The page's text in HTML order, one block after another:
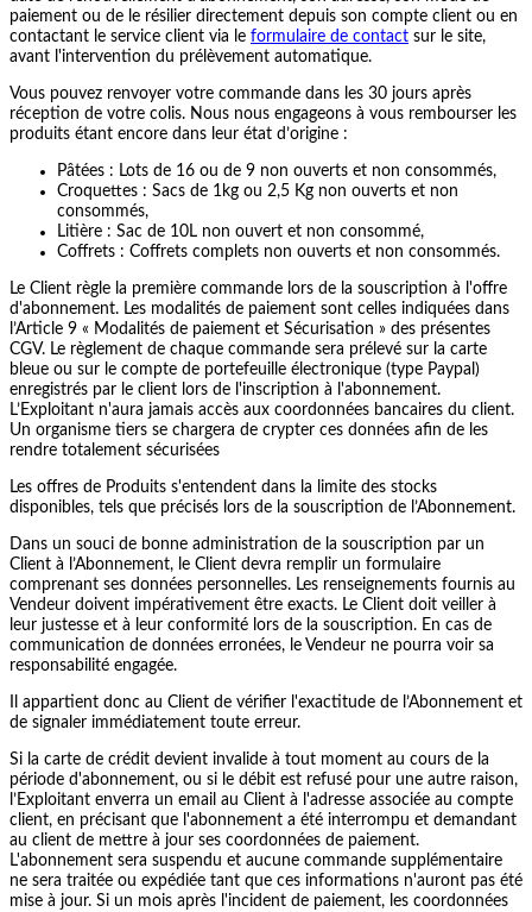
paiement ou de le résilier directement depuis son compte client ou en
contactant le service client via le formulaire de contact sur le site,
avant l'intervention du prélèvement automatique.
Vous pouvez renvoyer votre commande dans les 30 jours après
réception de votre colis. Nous nous engageons à vous rembourser les
produits étant encore dans leur état d’origine :
Pâtées : Lots de 16 ou de 9 non ouverts et non consommés,
Croquettes : Sacs de 1kg ou 2,5 Kg non ouverts et non
consommés,
Litière : Sac de 10L non ouvert et non consommé,
Coffrets : Coffrets complets non ouverts et non consommés.
Le Client règle la première commande lors de la souscription à l'offre
d'abonnement. Les modalités de paiement sont celles indiquées dans
l’Article 9 « Modalités de paiement et Sécurisation » des présentes
CGV. Le règlement de chaque commande sera prélevé sur la carte
bleue ou sur le compte de portefeuille électronique (type Paypal)
enregistrés par le client lors de l'inscription à l'abonnement.
L’Exploitant n'aura jamais accès aux coordonnées bancaires du client.
Un organisme tiers se chargera de crypter ces données afin de les
rendre totalement sécurisées
Les offres de Produits s'entendent dans la limite des stocks
disponibles, tels que précisés lors de la souscription de l’Abonnement.
Dans un souci de bonne administration de la souscription par un
Client à l’Abonnement, le Client devra remplir un formulaire
comprenant ses données personnelles. Les renseignements fournis au
Vendeur doivent impérativement être exacts. Le Client doit veiller à
leur justesse et à leur conformité lors de la souscription. En cas de
communication de données erronées, le Vendeur ne pourra voir sa
responsabilité engagée.
Il appartient donc au Client de vérifier l'exactitude de l’Abonnement et
de signaler immédiatement toute erreur.
Si la carte de crédit devient invalide à tout moment au cours de la
période d'abonnement, ou si le débit est refusé pour une autre raison,
l’Exploitant enverra un email au Client à l'adresse associée au compte
client, en précisant que l'abonnement a été interrompu et demandant
au client de mettre à jour ses coordonnées de paiement.
L'abonnement sera suspendu et aucune commande supplémentaire
ne sera traitée ou expédiée tant que ces informations n'auront pas été
mise à jour. Si un mois après l'incident de paiement, les coordonnées